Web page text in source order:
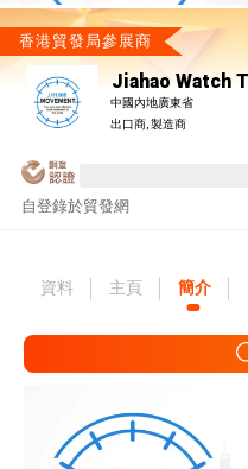
香港貿發局參展商
Jiahao Watch
中國內地廣東省
出口商, 製造商
自登錄於貿發網
資料 主頁 簡介